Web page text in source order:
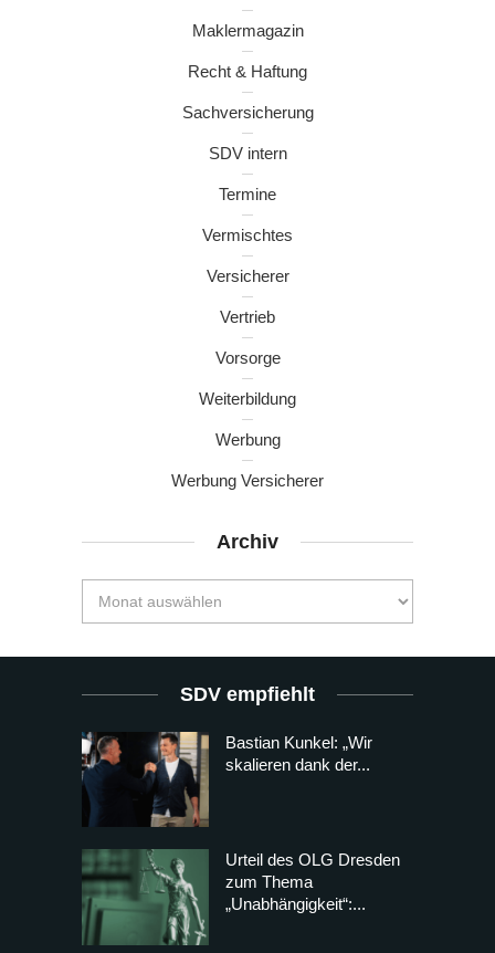
Maklermagazin
Recht & Haftung
Sachversicherung
SDV intern
Termine
Vermischtes
Versicherer
Vertrieb
Vorsorge
Weiterbildung
Werbung
Werbung Versicherer
Archiv
SDV empfiehlt
Bastian Kunkel: „Wir
skalieren dank der...
Urteil des OLG Dresden
zum Thema
„Unabhängigkeit“:...